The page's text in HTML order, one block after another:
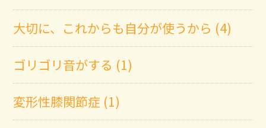
大切に、これからも自分が使うから (4)
ゴリゴリ音がする (1)
変形性膝関節症 (1)